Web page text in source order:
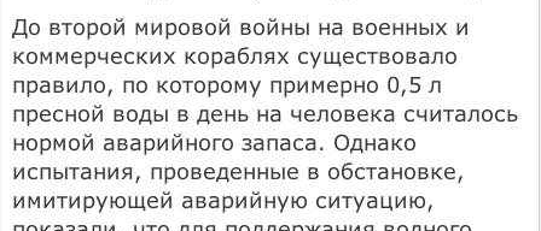
До второй мировой войны на военных и
коммерческих кораблях существовало
правило, по которому примерно 0,5 л
пресной воды в день на человека считалось
нормой аварийного запаса. Однако
испытания, проведенные в обстановке,
имитирующей аварийную ситуацию,